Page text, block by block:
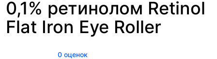
0,1% ретинолом Retinol
Flat Iron Eye Roller
0 оценок